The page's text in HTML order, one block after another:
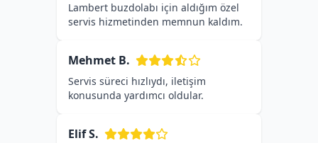
Lambert buzdolabı için aldığım özel
servis hizmetinden memnun kaldım.
Mehmet B.
Servis süreci hızlıydı, iletişim
konusunda yardımcı oldular.
Elif S.